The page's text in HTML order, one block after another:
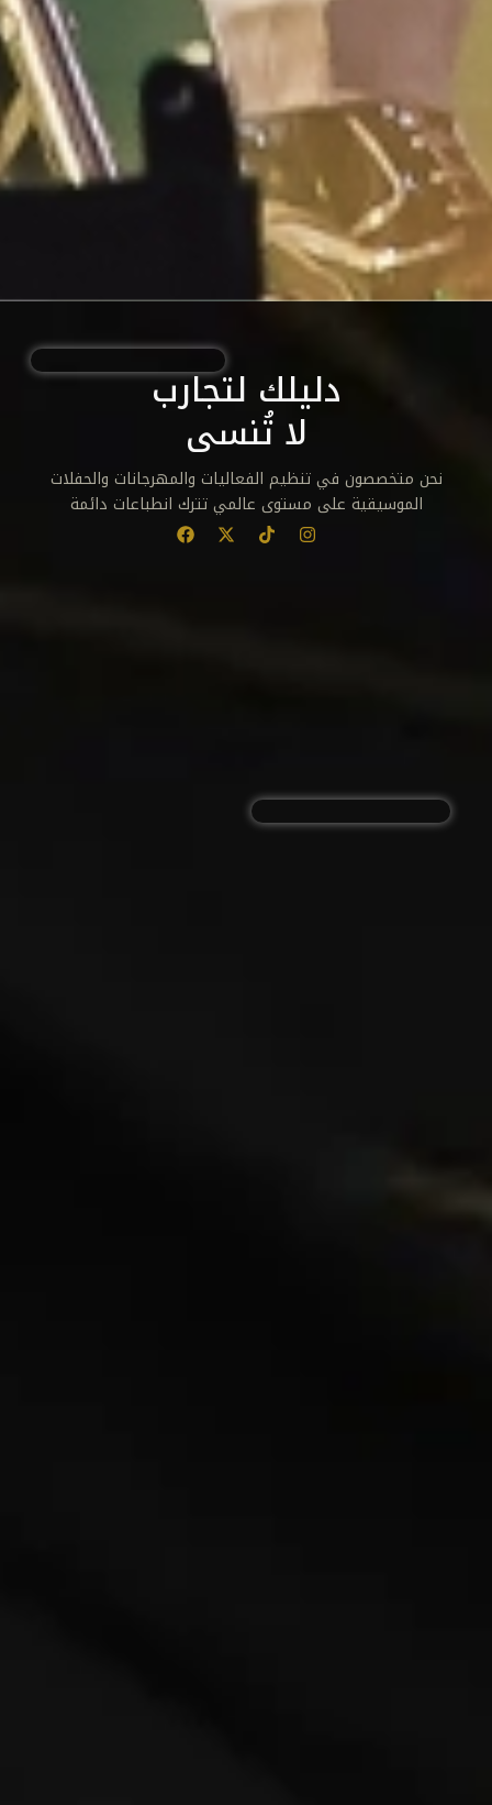
دليلك لتجارب
لا تُنسى
نحن متخصصون في تنظيم الفعاليات والمهرجانات والحفلات
الموسيقية على مستوى عالمي تترك انطباعات دائمة